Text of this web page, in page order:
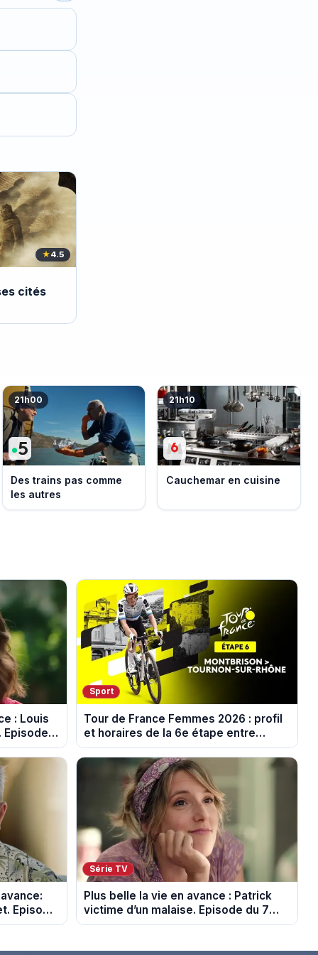
★4.5
cités
21h00
Des trains pas comme
les autres
21h10
Cauchemar en cuisine
: Louis
Episode
Sport
Tour de France Femmes 2026 : profil
et horaires de la 6e étape entre
Montbrison et Tournon-sur-Rhône
Episode
Série TV
Plus belle la vie en avance : Patrick
victime d’un malaise. Episode du 7
août 2026 (spoiler)